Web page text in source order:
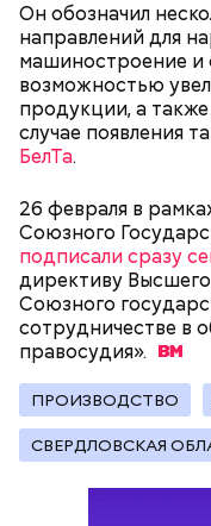
Он обозначил
направлений для
машиностроение и
возможностью
продукции, а
случае появления
БелТа.
26 февраля в
Союзного
подписали сразу
директиву
Союзного
сотрудничестве в
правосудия».
ПРОИЗВОДСТВО
СВЕРДЛОВСКАЯ
Глава
Кестутис Будри